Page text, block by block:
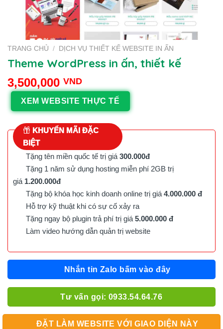
TRANG CHỦ / DỊCH VỤ THIẾT KẾ WEBSITE IN ẤN
Theme WordPress in ấn, thiết kế
3,500,000 VND
XEM WEBSITE THỰC TẾ
KHUYẾN MÃI ĐẶC
BIỆT
Tặng tên miền quốc tế trị giá 300.000đ
Tặng 1 năm sử dụng hosting miễn phí 2GB trị
giá 1.200.000đ
Tặng bộ khóa học kinh doanh online trị giá 4.000.000 đ
Hỗ trợ kỹ thuật khi có sự cố xảy ra
Tặng ngay bộ plugin trả phí trị giá 5.000.000 đ
Làm video hướng dẫn quản trị website
Nhắn tin Zalo bấm vào đây
Tư vấn gọi: 0933.54.64.76
ĐẶT LÀM WEBSITE VỚI GIAO DIỆN NÀY